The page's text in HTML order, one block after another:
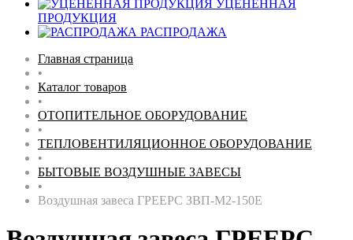
УЦЕНЕННАЯ
ПРОДУКЦИЯ
РАСПРОДАЖА
Главная страница
•
Каталог товаров
•
ОТОПИТЕЛЬНОЕ ОБОРУДОВАНИЕ
•
ТЕПЛОВЕНТИЛЯЦИОННОЕ ОБОРУДОВАНИЕ
•
БЫТОВЫЕ ВОЗДУШНЫЕ ЗАВЕСЫ
•
Воздушная завеса ГРЕЕРС ЗВП-М2-150Е